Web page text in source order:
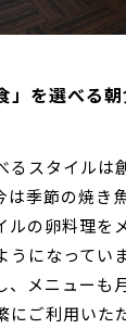
」を選べる
るスタイルは
は季節の焼き
ルの卵料理を
うになってい
、メニューも
にご利用いた